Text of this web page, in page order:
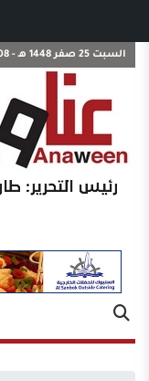
السبت 25 صفر 1448 هـ - 08 أغسطس 2026 م